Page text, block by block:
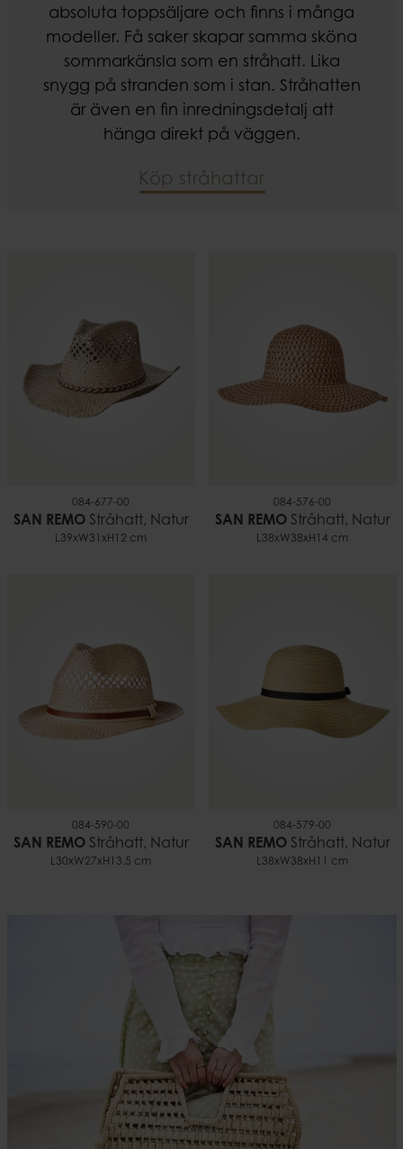
absoluta toppsäljare och finns i många
modeller. Få saker skapar samma sköna
sommarkänsla som en stråhatt. Lika
snygg på stranden som i stan. Stråhatten
är även en fin inredningsdetalj att
hänga direkt på väggen.
Köp stråhattar
084-677-00
SAN REMOStråhatt, Natur
L39xW31xH12 cm
084-576-00
SAN REMOStråhatt, Natur
L38xW38xH14 cm
084-590-00
SAN REMOStråhatt, Natur
L30xW27xH13.5 cm
084-579-00
SAN REMOStråhatt, Natur
L38xW38xH11 cm